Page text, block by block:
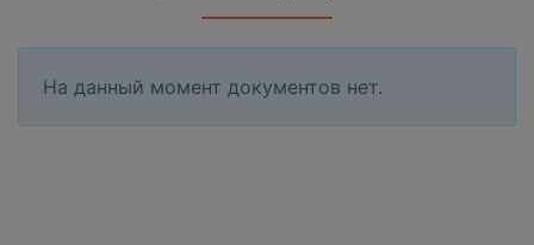
На данный момент документов нет.